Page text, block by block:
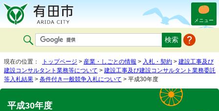
メニュー
現在の位置： トップページ > 産業・しごとの情報 > 入札・契約 > 建設工事及び
建設コンサルタント業務等について > 建設工事及び建設コンサルタント業務委託
等入札結果 > 条件付き一般競争入札について > 平成30年度
平成30年度